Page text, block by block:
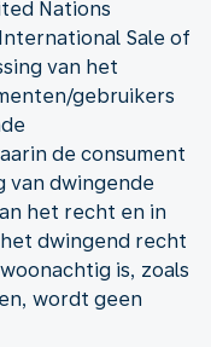
Nations
Sale of
van het
gebruikers
de consument
van dwingende
het recht en in
dwingend recht
is, zoals
wordt geen